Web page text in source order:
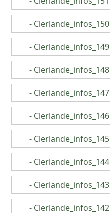
- Clerlande_infos_150
- Clerlande_infos_149
- Clerlande_infos_148
- Clerlande_infos_147
- Clerlande_infos_146
- Clerlande_infos_145
- Clerlande_infos_144
- Clerlande_infos_143
- Clerlande_infos_142